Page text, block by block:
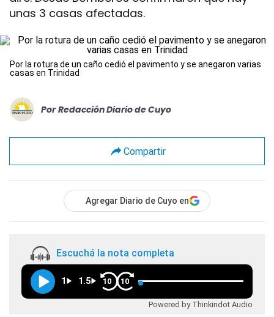
unas 3 casas afectadas.
Por la rotura de un caño cedió el pavimento y se anegaron varias
casas en Trinidad
Por Redacción Diario de Cuyo
Compartir
Agregar Diario de Cuyo en
Escuchá la nota completa
1 1.5 10 10
Powered by Thinkindot Audio